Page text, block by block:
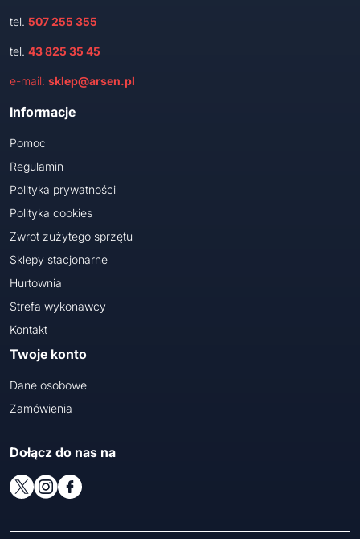
tel. 507 255 355
tel. 43 825 35 45
e-mail: sklep@arsen.pl
Informacje
Pomoc
Regulamin
Polityka prywatności
Polityka cookies
Zwrot zużytego sprzętu
Sklepy stacjonarne
Hurtownia
Strefa wykonawcy
Kontakt
Twoje konto
Dane osobowe
Zamówienia
Dołącz do nas na